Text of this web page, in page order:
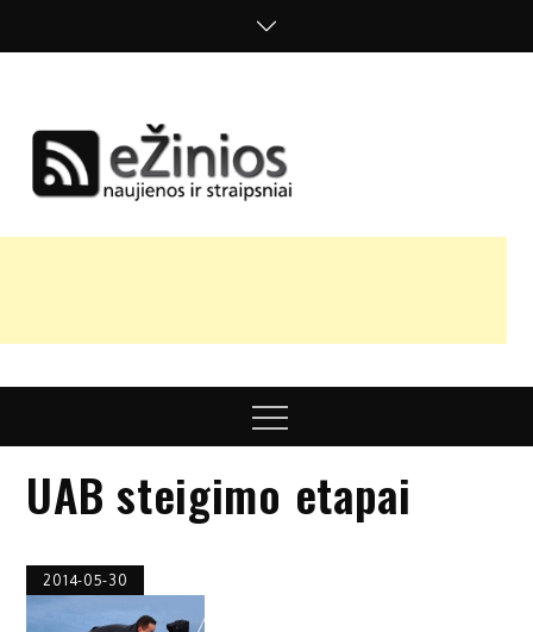
nuomonės
Menu
UAB steigimo etapai
2014-05-30